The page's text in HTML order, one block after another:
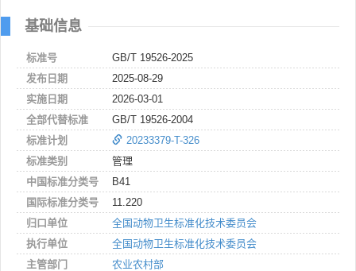
基础信息
标准号
GB/T 19526-2025
发布日期
2025-08-29
实施日期
2026-03-01
全部代替标准
GB/T 19526-2004
标准计划
20233379-T-326
标准类别
管理
中国标准分类号
B41
国际标准分类号
11.220
归口单位
全国动物卫生标准化技术委员会
执行单位
全国动物卫生标准化技术委员会
主管部门
农业农村部